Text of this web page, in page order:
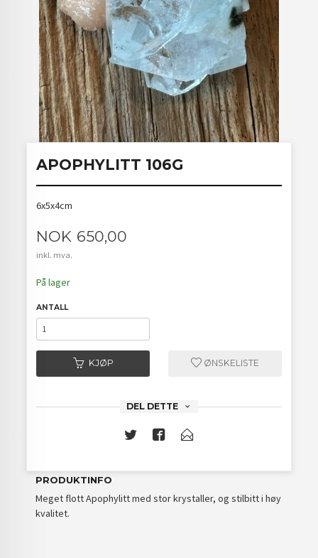
APOPHYLITT 106G
6x5x4cm
Pris
NOK 650,00
inkl. mva.
På lager
ANTALL
KJØP ØNSKELISTE
DEL DETTE
PRODUKTINFO
Meget flott Apophylitt med stor krystaller, og stilbitt i høy
kvalitet.